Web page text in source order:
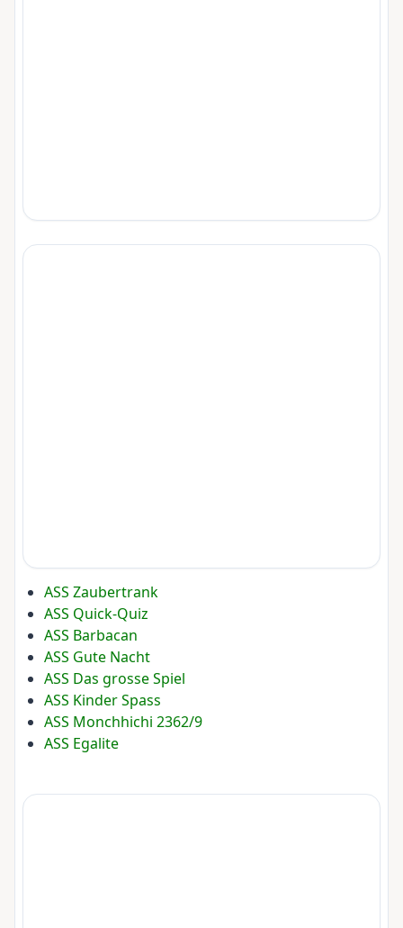
ASS Zaubertrank
ASS Quick-Quiz
ASS Barbacan
ASS Gute Nacht
ASS Das grosse Spiel
ASS Kinder Spass
ASS Monchhichi 2362/9
ASS Egalite